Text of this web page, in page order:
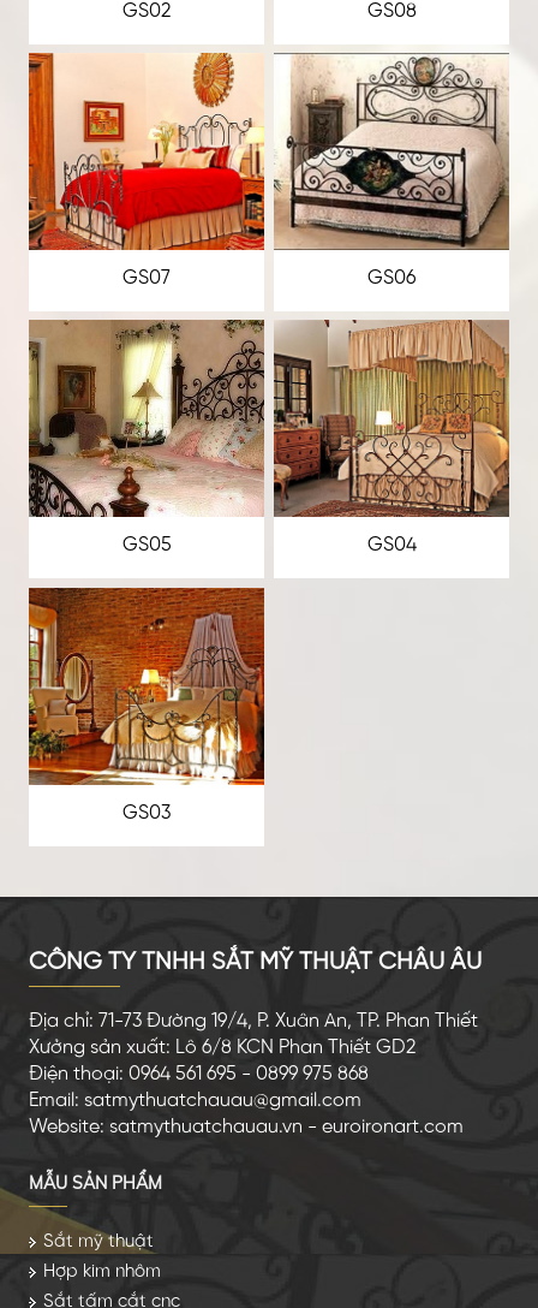
GS02 GS08
GS07 GS06
GS05 GS04
GS03
CÔNG TY TNHH SẮT MỸ THUẬT CHÂU ÂU
Địa chỉ: 71-73 Đường 19/4, P. Xuân An, TP. Phan Thiết
Xưởng sản xuất: Lô 6/8 KCN Phan Thiết GD2
Điện thoại: 0964 561 695 - 0899 975 868
Email: satmythuatchauau@gmail.com
Website: satmythuatchauau.vn - euroironart.com
MẪU SẢN PHẨM
Sắt mỹ thuật
Hợp kim nhôm
Sắt tấm cắt cnc